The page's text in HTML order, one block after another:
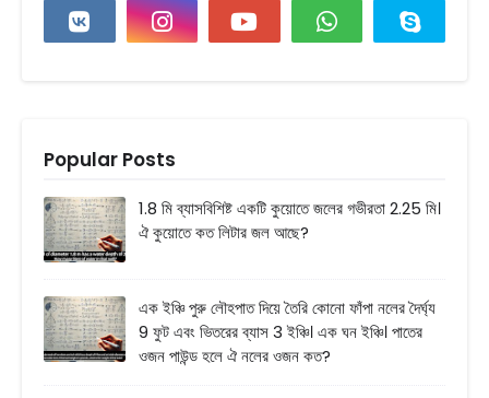
Popular Posts
1.8 মি ব্যাসবিশিষ্ট একটি কুয়োতে জলের গভীরতা 2.25 মি।
ঐ কুয়োতে কত লিটার জল আছে?
এক ইঞ্চি পুরু লৌহপাত দিয়ে তৈরি কোনো ফাঁপা নলের দৈর্ঘ্য
9 ফুট এবং ভিতরের ব্যাস 3 ইঞ্চি। এক ঘন ইঞ্চি। পাতের
ওজন পাউন্ড হলে ঐ নলের ওজন কত?